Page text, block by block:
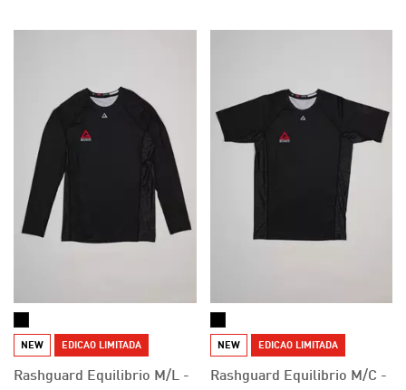
NEW EDICAO LIMITADA
Rashguard Equilibrio M/L -
NEW EDICAO LIMITADA
Rashguard Equilibrio M/C -